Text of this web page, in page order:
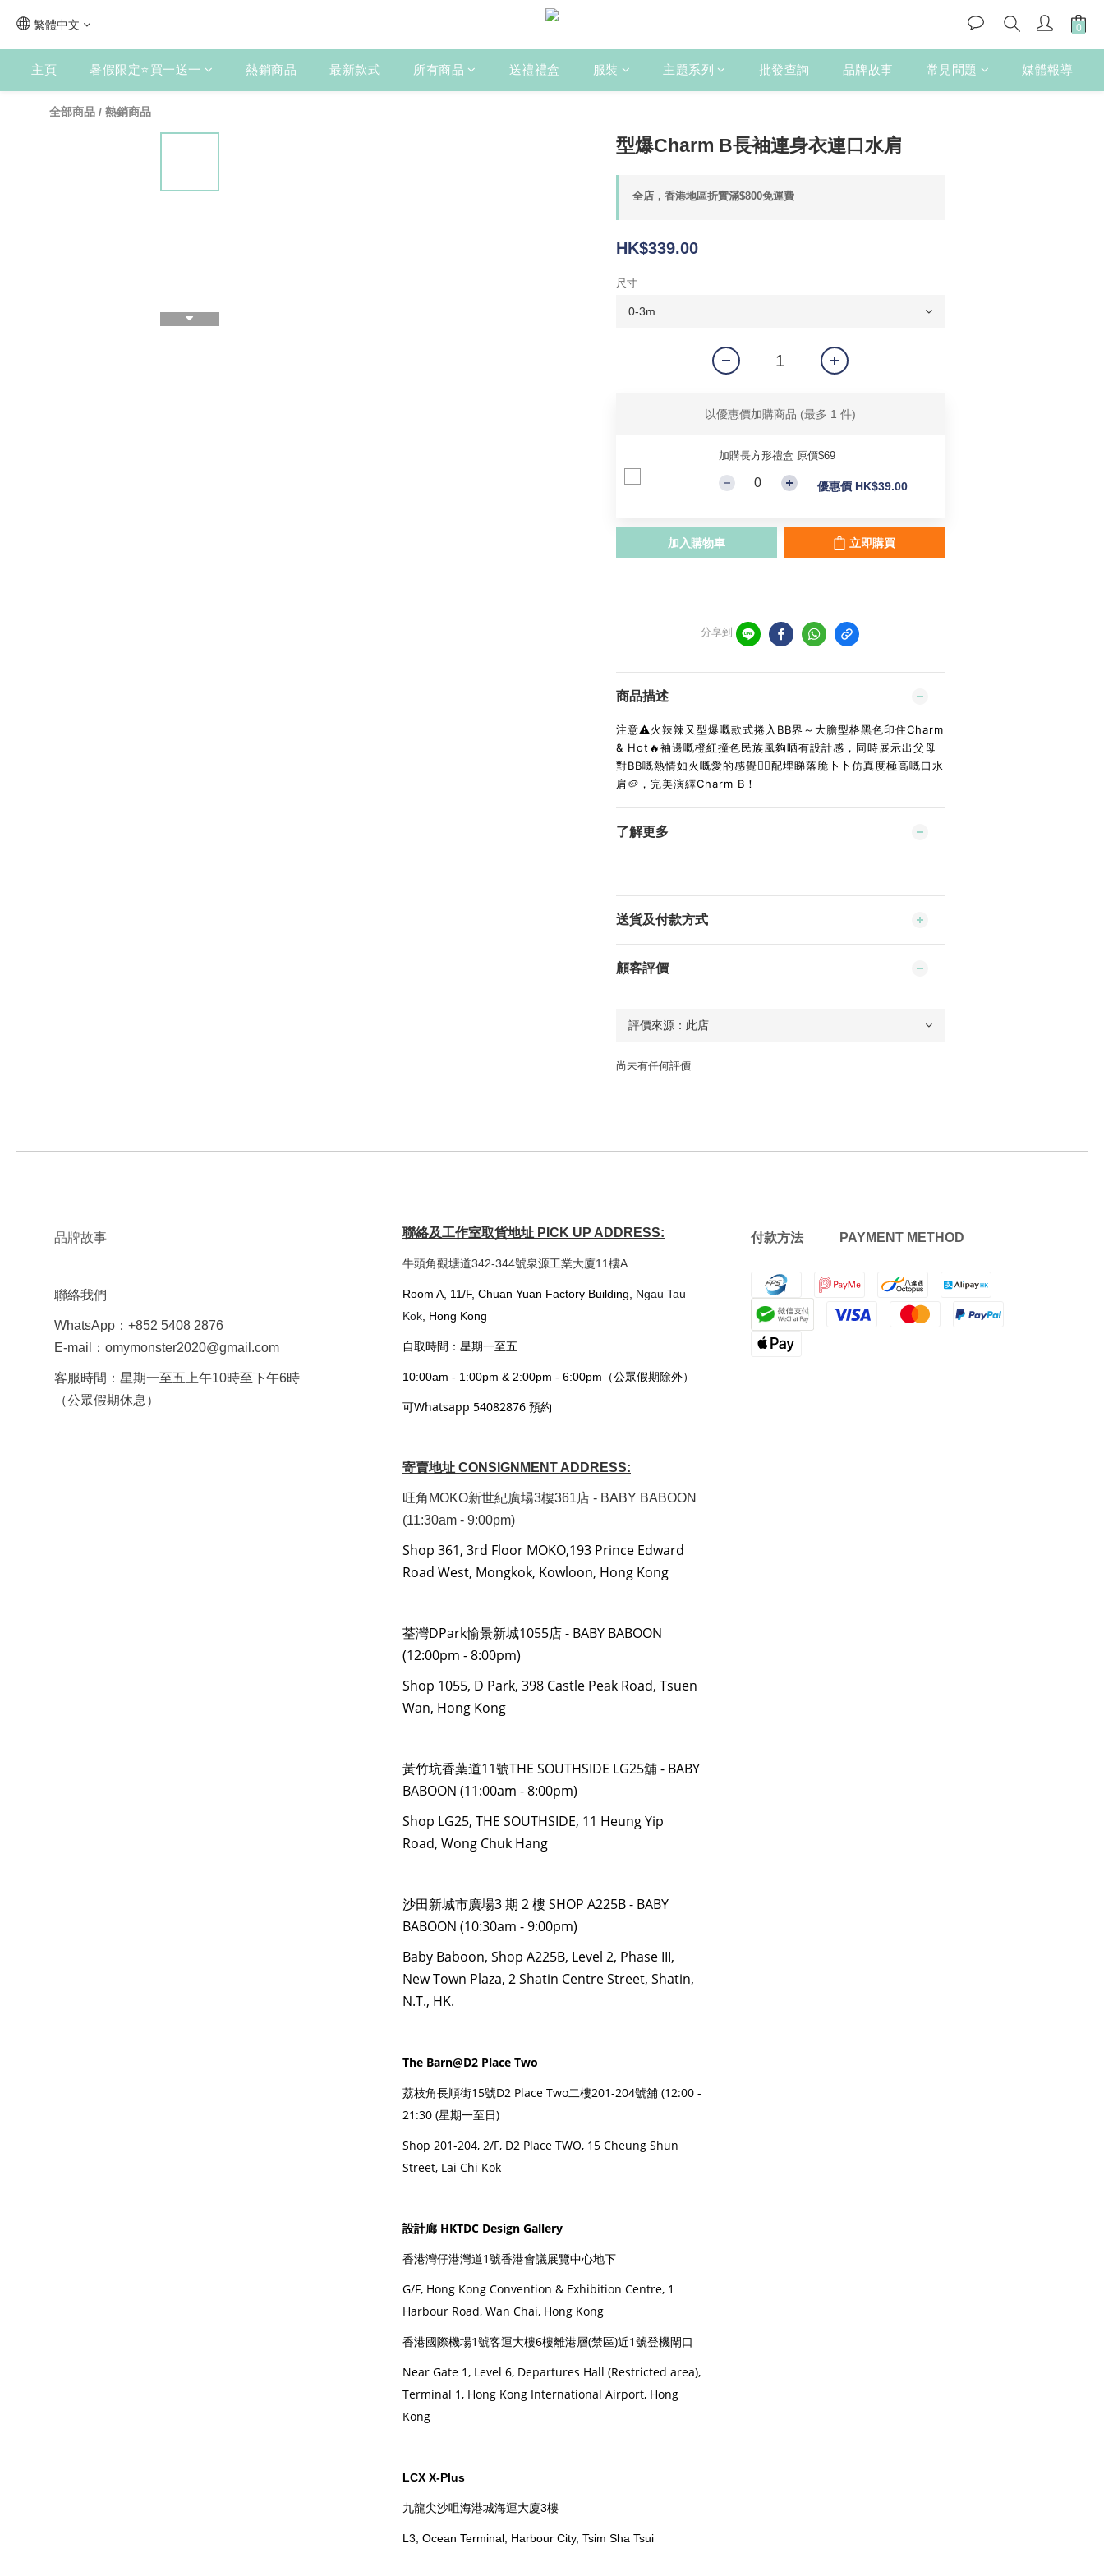
繁體中文
主頁 暑假限定⭐買一送一 熱銷商品 最新款式 所有商品 送禮禮盒 服裝 主題系列 批發查詢 品牌故事 常見問題 媒體報導
全部商品 / 熱銷商品
型爆Charm B長袖連身衣連口水肩
全店，香港地區折實滿$800免運費
HK$339.00
尺寸
以優惠價加購商品 (最多 1 件)
加購長方形禮盒 原價$69
優惠價 HK$39.00
加入購物車 立即購買
分享到
商品描述
注意⚠️火辣辣又型爆嘅款式捲入BB界～大膽型格黑色印住Charm
& Hot🔥袖邊嘅橙紅撞色民族風夠晒有設計感，同時展示出父母
對BB嘅熱情如火嘅愛的感覺❤️‍🔥配埋睇落脆卜卜仿真度極高嘅口水
肩🥔，完美演繹Charm B！
了解更多
送貨及付款方式
顧客評價
尚未有任何評價
品牌故事
聯絡我們
WhatsApp：+852 5408 2876
E-mail：omymonster2020@gmail.com
客服時間：星期一至五上午10時至下午6時
（公眾假期休息）
聯絡及工作室取貨地址 PICK UP ADDRESS:
牛頭角觀塘道342-344號泉源工業大廈11樓A
Room A, 11/F, Chuan Yuan Factory Building, Ngau Tau
Kok , Hong Kong
自取時間：星期一至五
10:00am - 1:00pm & 2:00pm - 6:00pm（公眾假期除外）
可Whatsapp 54082876 預約
寄賣地址 CONSIGNMENT ADDRESS:
旺角MOKO新世紀廣場3樓361店 - BABY BABOON
(11:30am - 9:00pm)
Shop 361, 3rd Floor MOKO,193 Prince Edward
Road West, Mongkok, Kowloon, Hong Kong
荃灣DPark愉景新城1055店 - BABY BABOON
(12:00pm - 8:00pm)
Shop 1055, D Park, 398 Castle Peak Road, Tsuen
Wan, Hong Kong
黃竹坑香葉道11號THE SOUTHSIDE LG25舖 - BABY
BABOON (11:00am - 8:00pm)
Shop LG25, THE SOUTHSIDE, 11 Heung Yip
Road, Wong Chuk Hang
沙田新城市廣場3 期 2 樓 SHOP A225B - BABY
BABOON (10:30am - 9:00pm)
Baby Baboon, Shop A225B, Level 2, Phase III,
New Town Plaza, 2 Shatin Centre Street, Shatin,
N.T., HK.
The Barn@D2 Place Two
荔枝角長順街15號D2 Place Two二樓201-204號舖 (12:00 -
21:30 (星期一至日)
Shop 201-204, 2/F, D2 Place TWO, 15 Cheung Shun
Street, Lai Chi Kok
設計廊 HKTDC Design Gallery
香港灣仔港灣道1號香港會議展覽中心地下
G/F, Hong Kong Convention & Exhibition Centre, 1
Harbour Road, Wan Chai, Hong Kong
香港國際機場1號客運大樓6樓離港層(禁區)近1號登機閘口
Near Gate 1, Level 6, Departures Hall (Restricted area),
Terminal 1, Hong Kong International Airport, Hong
Kong
LCX X-Plus
九龍尖沙咀海港城海運大廈3樓
L3, Ocean Terminal, Harbour City, Tsim Sha Tsui
付款方法 PAYMENT METHOD